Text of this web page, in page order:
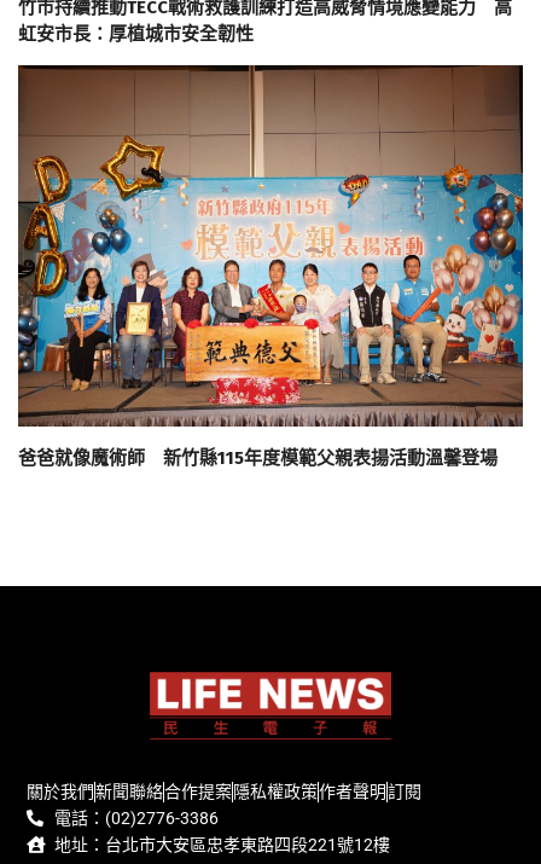
竹市持續推動TECC戰術救護訓練打造高威脅情境應變能力 高
虹安市長：厚植城市安全韌性
爸爸就像魔術師 新竹縣115年度模範父親表揚活動溫馨登場
關於我們新聞聯絡合作提案隱私權政策作者聲明訂閱
電話：(02)2776-3386
地址：台北市大安區忠孝東路四段221號12樓